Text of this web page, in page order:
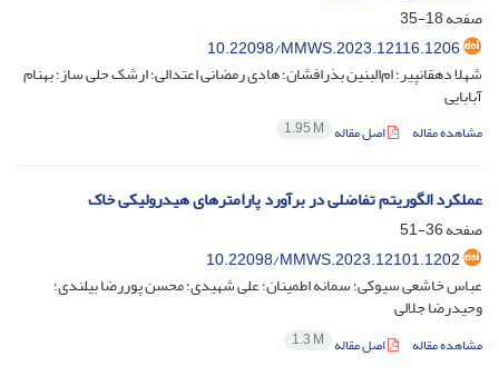
صفحه18-35
10.22098/MMWS.2023.12116.1206
شهلا دهقانپیر؛ ام‌البنین بذرافشان؛ هادی رمضانی اعتدالی؛ ارشک حلی ساز؛ بهنام
آبابایی
مشاهده مقاله اصل مقاله 1.95 M
عملکرد الگوریتم تفاضلی در برآورد پارامترهای هیدرولیکی خاک
صفحه36-51
10.22098/MMWS.2023.12101.1202
عباس خاشعی سیوکی؛ سمانه اطمینان؛ علی شهیدی؛ محسن پوررضا بیلندی؛
وحیدرضا جلالی
مشاهده مقاله اصل مقاله 1.3 M